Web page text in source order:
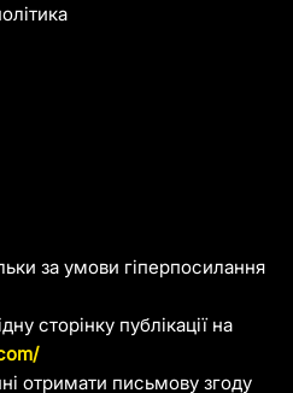
за умови гіперпосилання
сторінку публікації на
отримати письмову згоду